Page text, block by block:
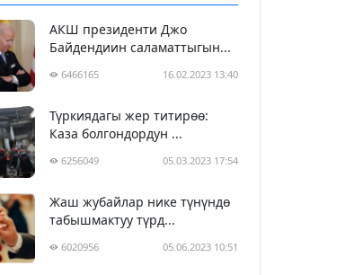
АКШ президенти Джо
Байдендиин саламаттыгын...
6466165 16.02.2023 13:40
Түркиядагы жер титирөө:
Каза болгондордун ...
6256049 05.03.2023 17:54
Жаш жубайлар нике түнүндө
табышмактуу түрд...
6020956 05.06.2023 10:51